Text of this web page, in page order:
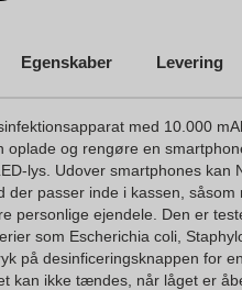
Egenskaber Levering
med 10.000
oplade og rengøre en
lys. Udover smartphones kan
der passer inde i kassen, såsom
personlige ejendele. Den er
som Escherichia coli,
på desinficeringsknappen for
kan ikke tændes, når låget er